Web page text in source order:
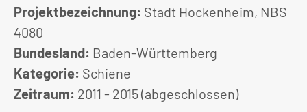
Projektbezeichnung: Stadt Hockenheim, NBS
4080
Bundesland: Baden-Württemberg
Kategorie: Schiene
Zeitraum: 2011 - 2015 (abgeschlossen)